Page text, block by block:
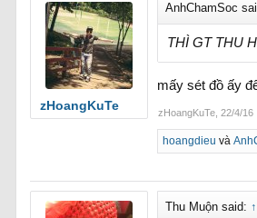
zHoangKuTe
AnhChamSoc
THÌ GT THU
mấy sét đồ ấy
zHoangKuTe 22/4/16
hoangdieu và
Thu Muộn said: ↑